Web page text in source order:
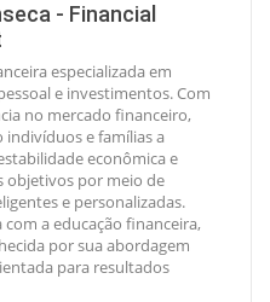
- Financial
especializada em
e investimentos. Com
no mercado financeiro,
e famílias a
econômica e
objetivos por meio de
e personalizadas.
a educação financeira,
por sua abordagem
para resultados